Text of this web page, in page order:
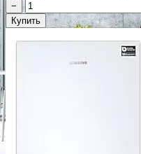
−
Купить